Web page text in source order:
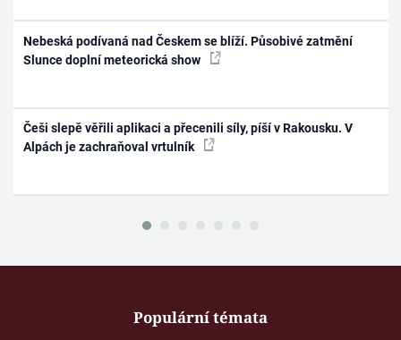
Nebeská podívaná nad Českem se blíží. Působivé zatmění
Slunce doplní meteorická show
Češi slepě věřili aplikaci a přecenili síly, píší v Rakousku. V
Alpách je zachraňoval vrtulník
Populární témata